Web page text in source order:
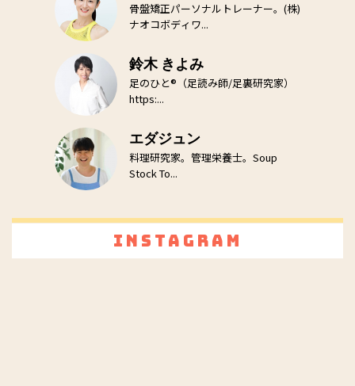
骨盤矯正パーソナルトレーナー。(株)
ナオコボディワ...
鈴木 きよみ
足のひと®（足読み師/足裏研究家）
https:...
エダジュン
料理研究家。管理栄養士。Soup
Stock To...
Instagram